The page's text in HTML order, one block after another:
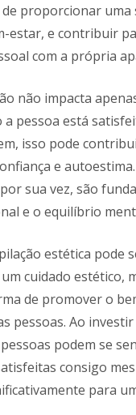
proporcionar uma
estar, e contribuir
com a própria
não impacta
a pessoa está
isso pode
e autoestima.
sua vez, são
e o equilíbrio
estética pode
cuidado estético,
de promover o
pessoas. Ao investir
podem se
consigo
para